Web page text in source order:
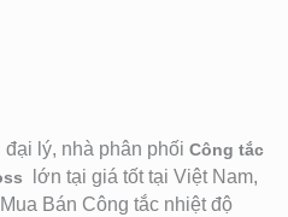
lý, nhà phân phối Công tắc
lớn tại giá tốt tại Việt Nam,
Bán Công tắc nhiệt độ